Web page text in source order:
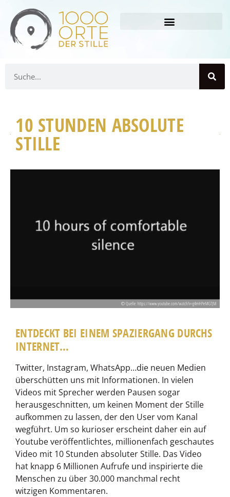
10 STUNDEN ABSOLUTE
STILLE
ENTDECKT BEI EINEM SPAZIERGANG DURCHS
INTERNET…
Twitter, Instagram, WhatsApp…die neuen Medien
überschütten uns mit Informationen. In vielen
Videos mit Sprecher werden Pausen sogar
herausgeschnitten, um keinen Moment der Stille
aufkommen zu lassen, der den User vom Kanal
wegführt. Um so kurioser erscheint daher ein auf
Youtube veröffentlichtes, millionenfach geschautes
Video mit 10 Stunden absoluter Stille. Das Video
hat knapp 6 Millionen Aufrufe und inspirierte die
Menschen zu über 30.000 manchmal recht
witzigen Kommentaren.